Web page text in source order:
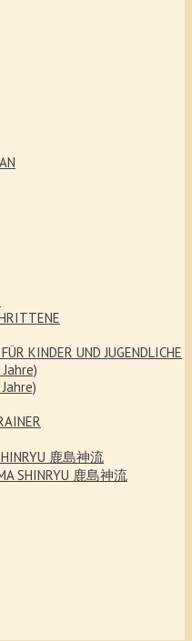
KINDER UND JUGENDLICHE
鹿島神流
SHINRYU 鹿島神流